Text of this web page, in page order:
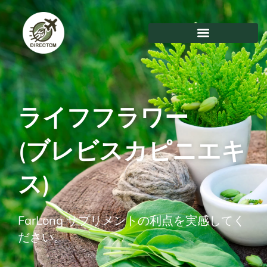
コ
ン
ツ
に
ス
プ
ライフフラワー
(ブレビスカピニエキ
ス)
FarLong サプリメントの利点を実感してく
ださい。